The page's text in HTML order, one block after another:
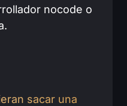
nocode o
sacar una